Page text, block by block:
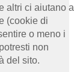
altri ci aiutano a
(cookie di
o meno i
non
del sito.